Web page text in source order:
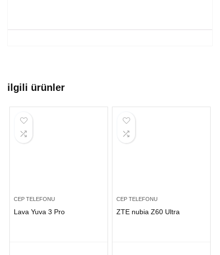
ilgili ürünler
CEP TELEFONU
Lava Yuva 3 Pro
CEP TELEFONU
ZTE nubia Z60 Ultra